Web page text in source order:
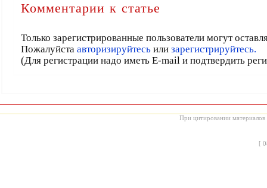
Комментарии к статье
Только зарегистрированные пользователи могут
Пожалуйста авторизируйтесьили зарегистрируйтесь.
(Для регистрации надо иметь E-mail и подтвердить
При цитировании материалов
[